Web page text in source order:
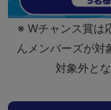
Wチャンス賞は
んメンバーズが対
対象外と